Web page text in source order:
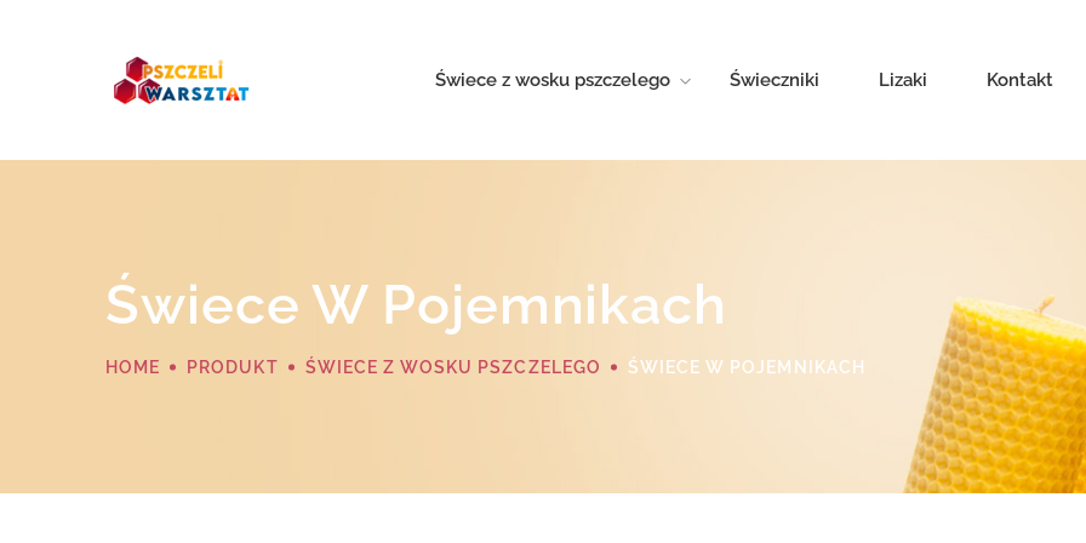
Świece z wosku pszczelego Świeczniki Lizaki Kontakt
Świece W Pojemnikach
HOME PRODUKT ŚWIECE Z WOSKU PSZCZELEGO ŚWIECE W POJEMNIKACH